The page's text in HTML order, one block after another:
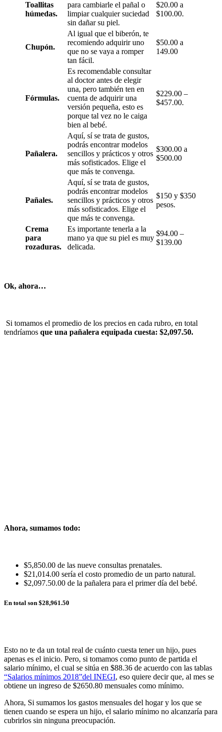
Toallitas
húmedas.
para cambiarle el pañal o
limpiar cualquier suciedad
sin dañar su piel.
$20.00 a
$100.00.
Chupón.
Al igual que el biberón, te
recomiendo adquirir uno
que no se vaya a romper
tan fácil.
$50.00 a
149.00
Fórmulas.
Es recomendable consultar
al doctor antes de elegir
una, pero también ten en
cuenta de adquirir una
versión pequeña, esto es
porque tal vez no le caiga
bien al bebé.
$229.00 –
$457.00.
Pañalera.
Aquí, sí se trata de gustos,
podrás encontrar modelos
sencillos y prácticos y otros
más sofisticados. Elige el
que más te convenga.
$300.00 a
$500.00
Pañales.
Aquí, sí se trata de gustos,
podrás encontrar modelos
sencillos y prácticos y otros
más sofisticados. Elige el
que más te convenga.
$150 y $350
pesos.
Crema
para
rozaduras.
Es importante tenerla a la
mano ya que su piel es muy
delicada.
$94.00 –
$139.00
Ok, ahora…
Si tomamos el promedio de los precios en cada rubro, en total
tendríamos que una pañalera equipada cuesta: $2,097.50.
Ahora, sumamos todo:
$5,850.00 de las nueve consultas prenatales.
$21,014.00 sería el costo promedio de un parto natural.
$2,097.50.00 de la pañalera para el primer día del bebé.
En total son $28,961.50
Esto no te da un total real de cuánto cuesta tener un hijo, pues
apenas es el inicio. Pero, si tomamos como punto de partida el
salario mínimo, el cual se sitúa en $88.36 de acuerdo con las tablas
“Salarios mínimos 2018”del INEGI, eso quiere decir que, al mes se
obtiene un ingreso de $2650.80 mensuales como mínimo.
Ahora, Si sumamos los gastos mensuales del hogar y los que se
tienen cuando se espera un hijo, el salario mínimo no alcanzaría para
cubrirlos sin ninguna preocupación.